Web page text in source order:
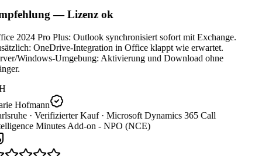
— Lizenz ok
2024 Pro Plus: Outlook synchronisiert sofort mit Exchange.
OneDrive-Integration in Office klappt wie erwartet.
Windows-Umgebung: Aktivierung und Download ohne
Hofmann
· Verifizierter Kauf · Microsoft Dynamics 365 Call
Minutes Add-on - NPO (NCE)